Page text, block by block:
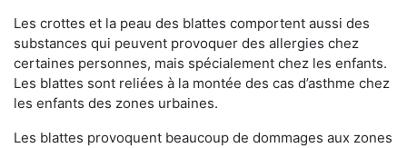
Les crottes et la peau des blattes comportent aussi des
substances qui peuvent provoquer des allergies chez
certaines personnes, mais spécialement chez les enfants.
Les blattes sont reliées à la montée des cas d’asthme chez
les enfants des zones urbaines.
Les blattes provoquent beaucoup de dommages aux zones